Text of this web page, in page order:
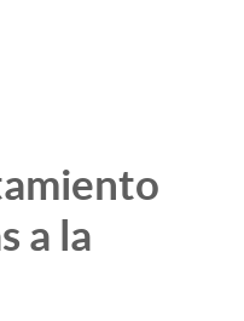
a la